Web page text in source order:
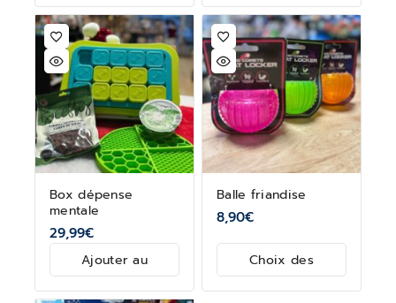
Box dépense
mentale
29,99€
Ajouter au
Balle friandise
8,90€
Choix des